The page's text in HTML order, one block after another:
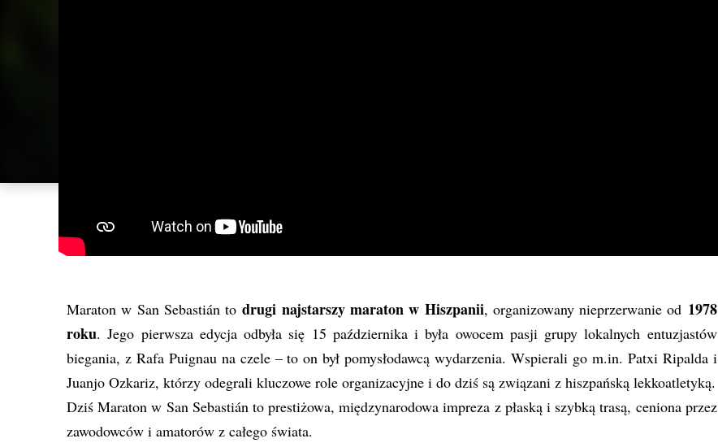
Maraton w San Sebastián todrugi najstarszy maraton w Hiszpanii, organizowany nieprzerwanie od 1978
roku. Jego pierwsza edycja odbyła się 15 października i była owocem pasji grupy lokalnych entuzjastów
biegania, z Rafa Puignau na czele – to on był pomysłodawcą wydarzenia. Wspierali go m.in. Patxi Ripalda i
Juanjo Ozkariz, którzy odegrali kluczowe role organizacyjne i do dziś są związani z hiszpańską lekkoatletyką.
Dziś Maraton w San Sebastián to prestiżowa, międzynarodowa impreza z płaską i szybką trasą, ceniona przez
zawodowców i amatorów z całego świata.